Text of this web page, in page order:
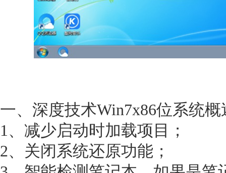
一、深度技术Win7x86位系统概
1、减少启动时加载项目；
2、关闭系统还原功能；